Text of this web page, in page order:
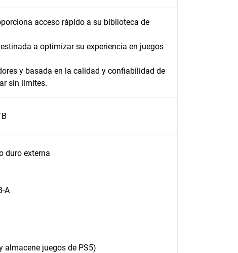
acceso rápido a su biblioteca de
a optimizar su experiencia en juegos
y basada en la calidad y confiabilidad de
sin límites.
duro externa
A
juegos de PS5)